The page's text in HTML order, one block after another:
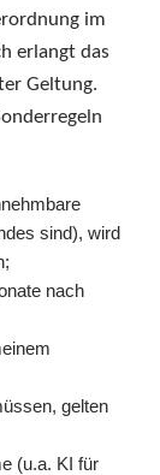
im
erlangt das
Geltung.
sind), wird
nach
gelten
(u.a. KI für